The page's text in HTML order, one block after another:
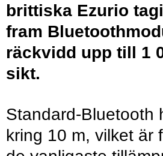
brittiska Ezurio
fram
räckvidd upp till 1
sikt.
Standard-Bluetooth
kring 10 m, vilket är